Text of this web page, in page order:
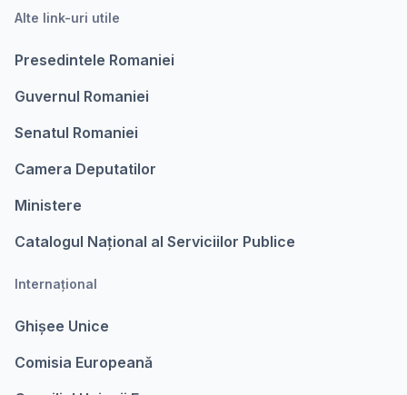
Alte link-uri utile
Presedintele Romaniei
Guvernul Romaniei
Senatul Romaniei
Camera Deputatilor
Ministere
Catalogul Național al Serviciilor Publice
Internațional
Ghișee Unice
Comisia Europeanǎ